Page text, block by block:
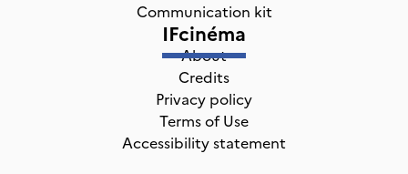
Communication kit
IFcinéma
About
Credits
Privacy policy
Terms of Use
Accessibility statement